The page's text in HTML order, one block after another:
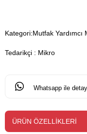
Kategori:Mutfak Yardımcı
Tedarikçi : Mikro
Whatsapp ile
ÜRÜN ÖZELLIKLERI